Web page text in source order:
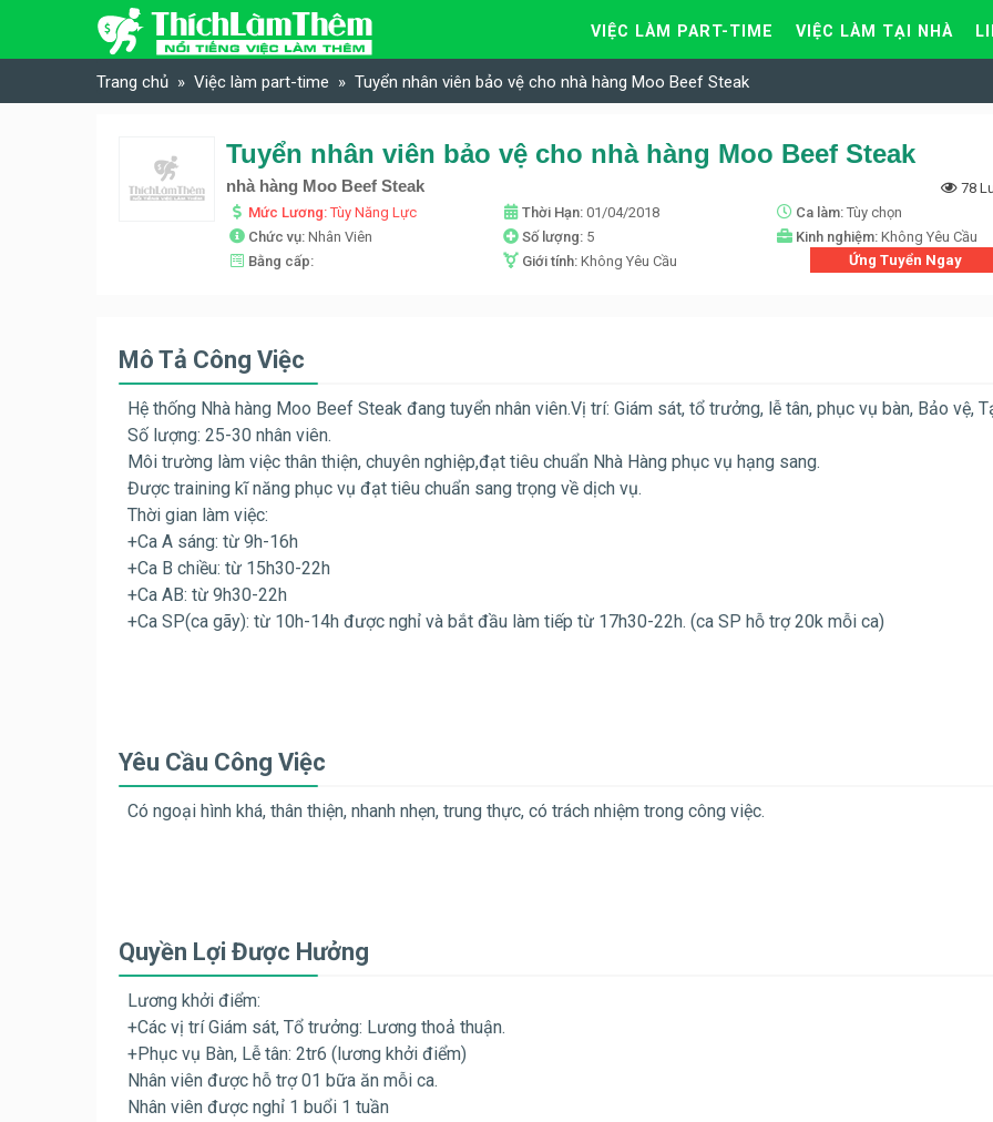
Skip to content
VIỆC LÀM PART-TIME VIỆC LÀM TẠI NHÀ
Trang chủ Việc làm part-time Tuyển nhân viên bảo vệ cho nhà hàng Moo Beef Steak
Tuyển nhân viên bảo vệ cho nhà hàng Moo Beef Steak
nhà hàng Moo Beef Steak
78
Mức Lương:Tùy Năng Lực Thời Hạn: 01/04/2018 Ca làm: Tùy chọn
Chức vụ: Nhân Viên Số lượng: 5 Kinh nghiệm: Không Yêu Cầu
Bằng cấp:
Giới tính: Không Yêu Cầu Ứng Tuyển Ngay
Mô Tả Công Việc
Hệ thống Nhà hàng Moo Beef Steak đang tuyển nhân viên.Vị trí: Giám sát, tổ trưởng, lễ tân, phục vụ bàn, Bảo vệ,
Số lượng: 25-30 nhân viên.
Môi trường làm việc thân thiện, chuyên nghiệp,đạt tiêu chuẩn Nhà Hàng phục vụ hạng sang.
Được training kĩ năng phục vụ đạt tiêu chuẩn sang trọng về dịch vụ.
Thời gian làm việc:
+Ca A sáng: từ 9h-16h
+Ca B chiều: từ 15h30-22h
+Ca AB: từ 9h30-22h
+Ca SP(ca gãy): từ 10h-14h được nghỉ và bắt đầu làm tiếp từ 17h30-22h. (ca SP hỗ trợ 20k mỗi ca)
Yêu Cầu Công Việc
Có ngoại hình khá, thân thiện, nhanh nhẹn, trung thực, có trách nhiệm trong công việc.
Quyền Lợi Được Hưởng
Lương khởi điểm:
+Các vị trí Giám sát, Tổ trưởng: Lương thoả thuận.
+Phục vụ Bàn, Lễ tân: 2tr6 (lương khởi điểm)
Nhân viên được hỗ trợ 01 bữa ăn mỗi ca.
Nhân viên được nghỉ 1 buổi 1 tuần